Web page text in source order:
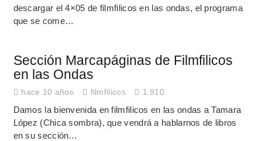
descargar el 4×05 de filmfilicos en las ondas, el programa
que se come…
Sección Marcapáginas de Filmfilicos
en las Ondas
hace 10 años filmfilicos 1.910
Damos la bienvenida en filmfilicos en las ondas a Tamara
López (Chica sombra), que vendrá a hablarnos de libros
en su sección…